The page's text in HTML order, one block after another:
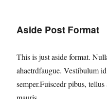
Aside Post Format
This is just aside format.
ahaetrdfaugue. Vestibulum
semper.Fuiscedr pibus,